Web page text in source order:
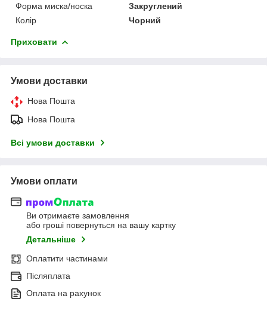
Форма миска/носка
Закруглений
Колір
Чорний
Приховати
Умови доставки
Нова Пошта
Нова Пошта
Всі умови доставки
Умови оплати
Ви отримаєте замовлення
або гроші повернуться на вашу картку
Детальніше
Оплатити частинами
Післяплата
Оплата на рахунок